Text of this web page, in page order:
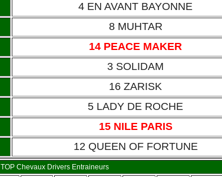
4 EN AVANT BAYONNE
8 MUHTAR
14 PEACE MAKER
3 SOLIDAM
16 ZARISK
5 LADY DE ROCHE
15 NILE PARIS
12 QUEEN OF FORTUNE
TOP Chevaux Drivers Entraineurs